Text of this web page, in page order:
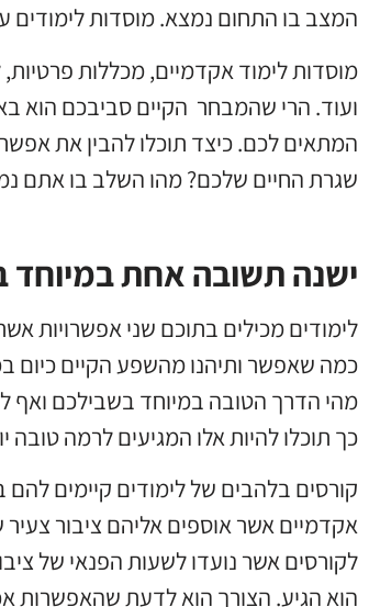
המצב בו התחום נמצא. מוסדות לימודים
מוסדות לימוד אקדמיים, מכללות
ועוד. הרי שהמבחר הקיים סביבכם הוא
המתאים לכם. כיצד תוכלו להבין את
שגרת החיים שלכם? מהו השלב בו אתם
ישנה תשובה אחת במיוחד
לימודים מכילים בתוכם שני אפשרויות
כמה שאפשר ותיהנו מהשפע הקיים כיום
מהי הדרך הטובה במיוחד בשבילכם
כך תוכלו להיות אלו המגיעים לרמה טובה
קורסים בלהבים של לימודים קיימים
אקדמיים אשר אוספים אליהם ציבור
לקורסים אשר נועדו לשעות הפנאי של
הוא הגיע. הצורך הוא לדעת שהאפשרות